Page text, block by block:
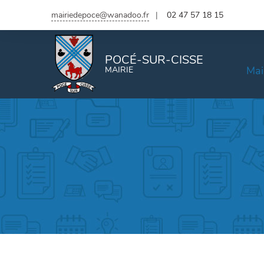
mairiedepoce@wanadoo.fr 02 47 57 18 15
POCÉ-SUR-CISSE
MAIRIE
État civil
Naissance, mariage, décès
Naissance
Mariage